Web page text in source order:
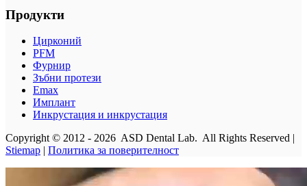
Продукти
Цирконий
PFM
Фурнир
Зъбни протези
Emax
Имплант
Инкрустация и инкрустация
Copyright © 2012 - 2026 ASD Dental Lab. All Rights Reserved |
Stiemap | Политика за поверителност